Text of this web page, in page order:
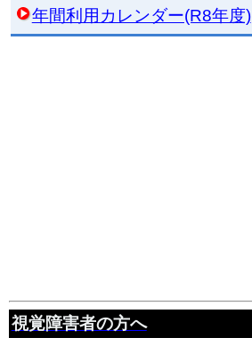
年間利用カレンダー(R8年度)
視覚障害者の方へ